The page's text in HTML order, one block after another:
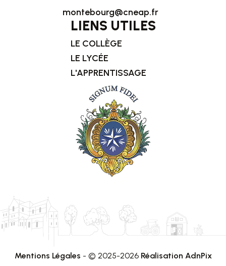
montebourg@cneap.fr
LIENS UTILES
LE COLLÈGE
LE LYCÉE
L'APPRENTISSAGE
Mentions Légales - © 2025-2026 Réalisation AdnPix